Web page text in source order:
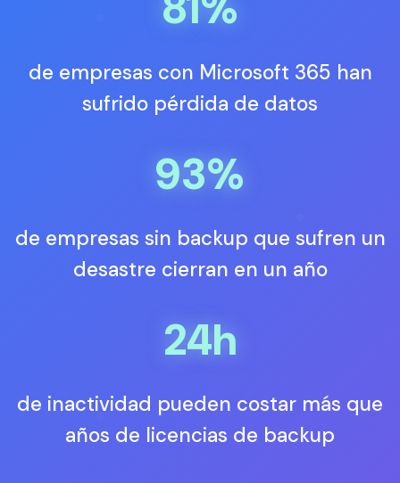
de empresas con Microsoft 365 han
sufrido pérdida de datos
93%
de empresas sin backup que sufren un
desastre cierran en un año
24h
de inactividad pueden costar más que
años de licencias de backup